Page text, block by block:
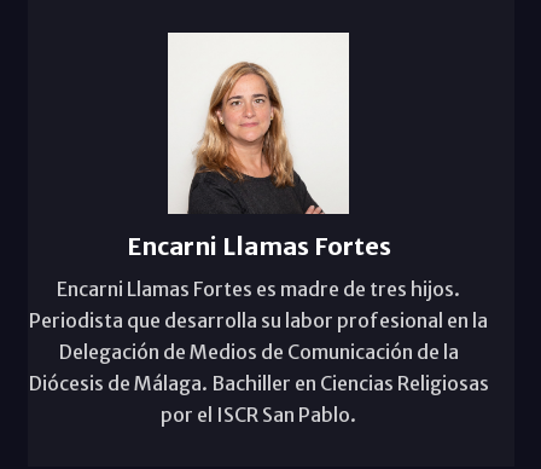
Encarni Llamas Fortes
Encarni Llamas Fortes es madre de tres hijos.
Periodista que desarrolla su labor profesional en la
Delegación de Medios de Comunicación de la
Diócesis de Málaga. Bachiller en Ciencias Religiosas
por el ISCR San Pablo.